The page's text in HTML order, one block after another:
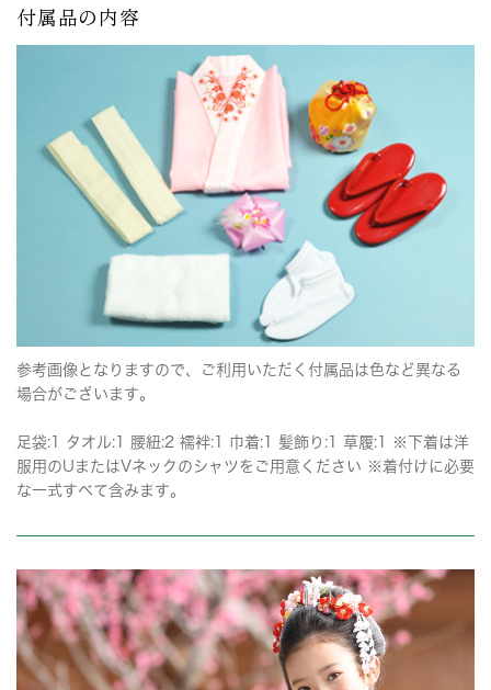
付属品の内容
参考画像となりますので、ご利用いただく付属品は色など異なる
場合がございます。
足袋:1 タオル:1 腰紐:2 襦袢:1 巾着:1 髪飾り:1 草履:1 ※下着は洋
服用のUまたはVネックのシャツをご用意ください ※着付けに必要
な一式すべて含みます。